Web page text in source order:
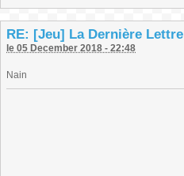
RE: [Jeu] La Dernière Lettre
le 05 December 2018 - 22:48
Nain